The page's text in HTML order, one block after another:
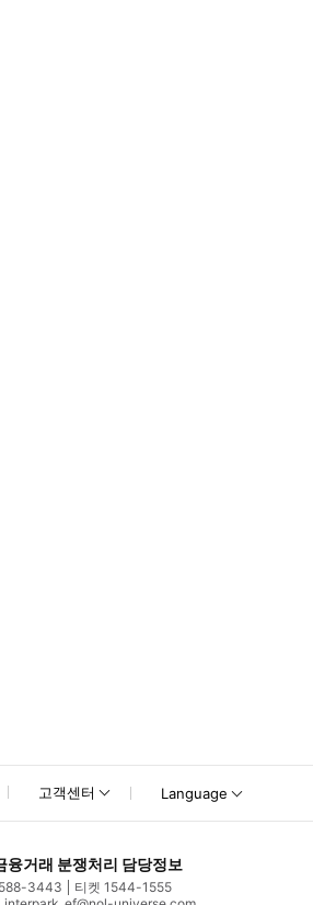
체어를 무료로 대여해 드립니다. 신분증
고객센터 Language
융거래 분쟁처리 담당정보
3443
티켓 1544-1555